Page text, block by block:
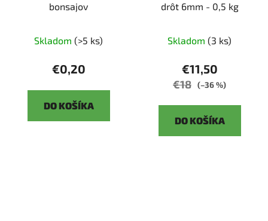
bonsajov
Skladom (>5 ks)
€0,20
DO KOŠÍKA
drôt 6mm - 0,5 kg
Skladom (3 ks)
€11,50
€18 (–36 %)
DO KOŠÍKA